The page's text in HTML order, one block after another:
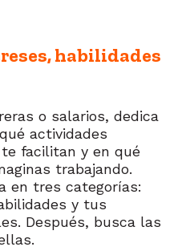
habilidades
o salarios, dedica
actividades
facilitan y en qué
trabajando.
en tres categorías:
y tus
Después, busca las